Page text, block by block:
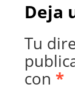
Deja
Tu
con *